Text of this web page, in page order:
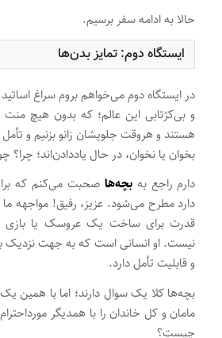
حالا به ادامه سفر برسیم.
ایستگاه دوم: تمایز بدن‌ها
در ایستگاه دوم می‌خواهم بروم سراغ
و بی‌کژتابی این عالم؛ که بدون هیچ منت
هستند و هروقت جلویشان زانو بزنیم و
بخوان یا نخوان، در حال یاددادن‌اند؛ چرا؟
دارم راجع بهبچه‌ها صحبت می‌کنم که
دارد مطرح می‌شود. عزیز، رفیق! مواجهه
قدرت برای ساخت یک عروسک یا بازی
نیست. او انسانی است که به جهت نزدیک
و قابلیت تأمل دارد.
بچه‌ها کلا یک سوال دارند؛ اما با همین یک
مامان و کل خاندان را با همدیگر
چیست؟